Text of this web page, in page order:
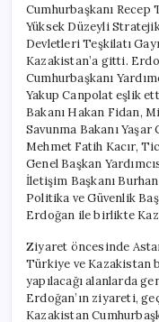
Cumhurbaşkanı
Yüksek Düzeyli
Devletleri Teşkilatı
Kazakistan’a gitti.
Cumhurbaşkanı
Yakup Canpolat eşlik
Bakanı Hakan Fidan,
Savunma Bakanı
Mehmet Fatih Kacır,
Genel Başkan
İletişim Başkanı
Politika ve Güvenlik
Erdoğan ile birlikte
Ziyaret öncesinde
Türkiye ve Kazakistan
yapılacağı alanlarda
Erdoğan’ın ziyareti,
Kazakistan